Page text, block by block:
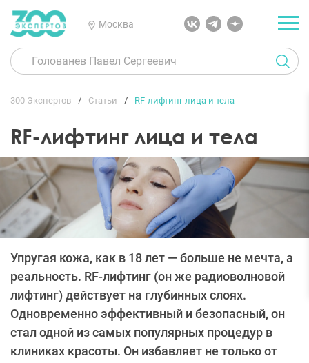
Москва
300 Экспертов Статьи RF-лифтинг лица и тела
RF-лифтинг лица и тела
Упругая кожа, как в 18 лет — больше не мечта, а
реальность. RF-лифтинг (он же радиоволновой
лифтинг) действует на глубинных слоях.
Одновременно эффективный и безопасный, он
стал одной из самых популярных процедур в
клиниках красоты. Он избавляет не только от